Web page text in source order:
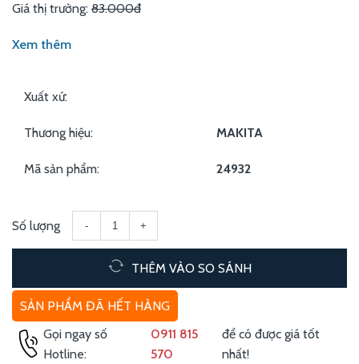
Giá thị trường: 83.000đ
Xem thêm
Xuất xứ:
Thương hiệu: MAKITA
Mã sản phẩm: 24932
Số lượng - +
THÊM VÀO SO SÁNH
SẢN PHẨM ĐÃ HẾT HÀNG
Gọi ngay số
Hotline:
0911 815
570
để có được giá tốt
nhất!